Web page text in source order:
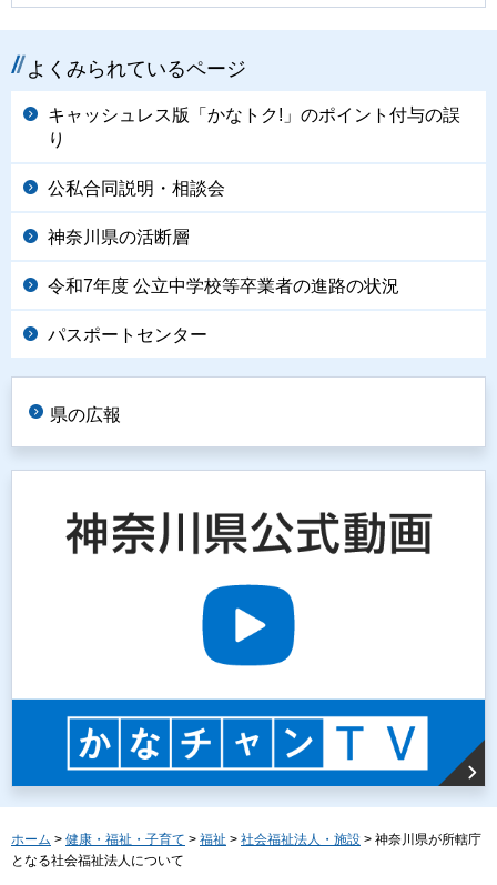
よくみられているページ
キャッシュレス版「かなトク!」のポイント付与の誤
り
公私合同説明・相談会
神奈川県の活断層
令和7年度 公立中学校等卒業者の進路の状況
パスポートセンター
県の広報
ホーム > 健康・福祉・子育て > 福祉 > 社会福祉法人・施設 > 神奈川県が所轄庁
となる社会福祉法人について